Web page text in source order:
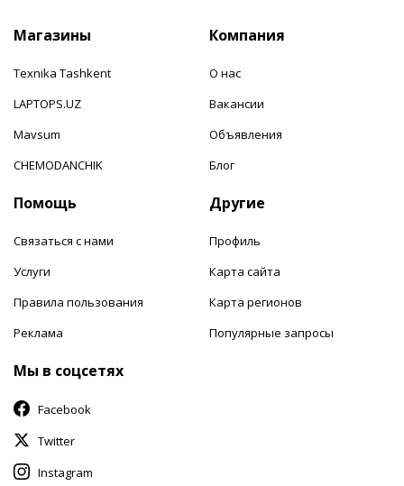
Магазины
Texnika Tashkent
LAPTOPS.UZ
Mavsum
CHEMODANCHIK
Компания
О нас
Вакансии
Объявления
Блог
Помощь
Связаться с нами
Услуги
Правила пользования
Реклама
Другие
Профиль
Карта сайта
Карта регионов
Популярные запросы
Мы в соцсетях
Facebook
Twitter
Instagram